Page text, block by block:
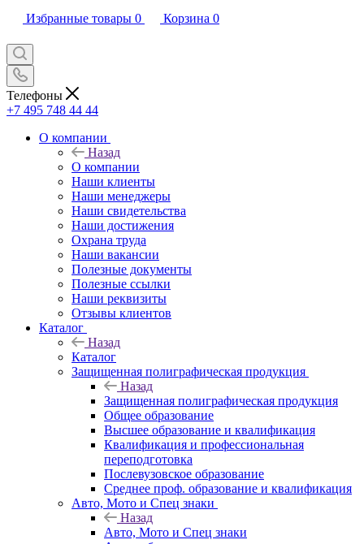
Избранные товары 0 Корзина 0
Телефоны
+7 495 748 44 44
О компании
Назад
О компании
Наши клиенты
Наши менеджеры
Наши свидетельства
Наши достижения
Охрана труда
Наши вакансии
Полезные документы
Полезные ссылки
Наши реквизиты
Отзывы клиентов
Каталог
Назад
Каталог
Защищенная полиграфическая продукция
Назад
Защищенная полиграфическая продукция
Общее образование
Высшее образование и квалификация
Квалификация и профессиональная
переподготовка
Послевузовское образование
Среднее проф. образование и квалификация
Авто, Мото и Спец знаки
Назад
Авто, Мото и Спец знаки